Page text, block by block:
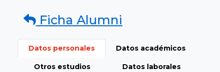
Ficha Alumni
Datos personales Datos académicos
Otros estudios Datos laborales